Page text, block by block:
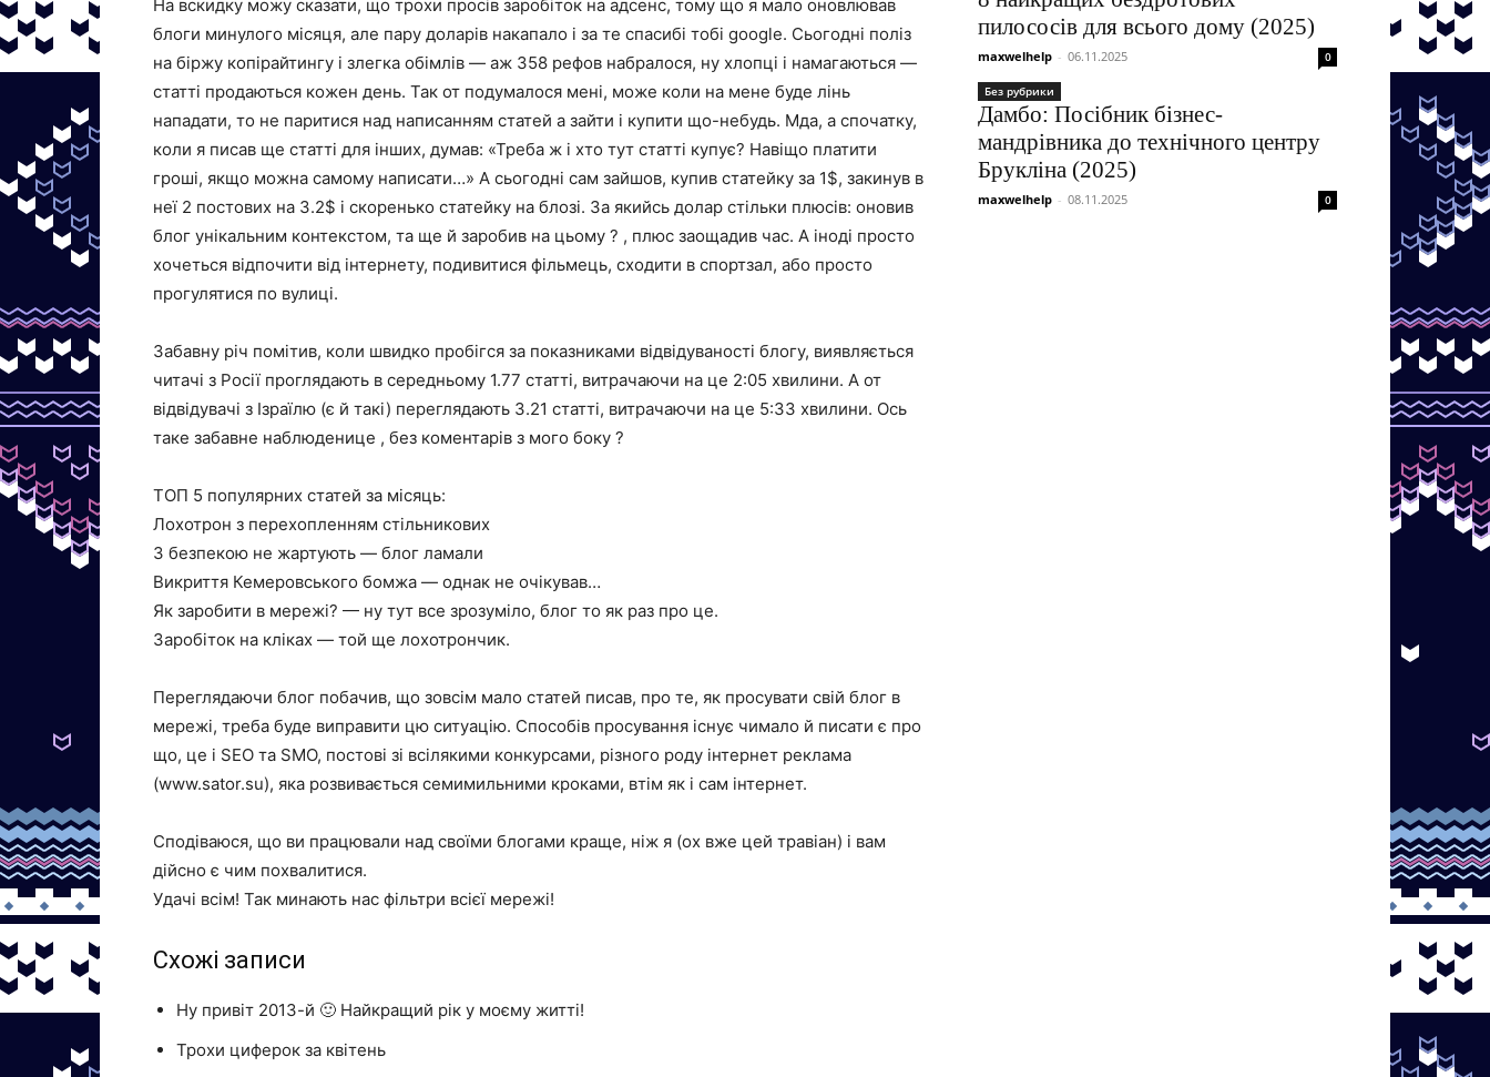
На вскидку можу сказати, що трохи просів заробіток на адсенс, тому що я мало оновлював
блоги минулого місяця, але пару доларів накапало і за те спасибі тобі google. Сьогодні поліз
на біржу копірайтингу і злегка обімлів — аж 358 рефов набралося, ну хлопці і намагаються —
статті продаються кожен день. Так от подумалося мені, може коли на мене буде лінь
нападати, то не паритися над написанням статей а зайти і купити що-небудь. Мда, а спочатку,
коли я писав ще статті для інших, думав: «Треба ж і хто тут статті купує? Навіщо платити
гроші, якщо можна самому написати…» А сьогодні сам зайшов, купив статейку за 1$, закинув в
неї 2 постових на 3.2$ і скоренько статейку на блозі. За якийсь долар стільки плюсів: оновив
блог унікальним контекстом, та ще й заробив на цьому ? , плюс заощадив час. А іноді просто
хочеться відпочити від інтернету, подивитися фільмець, сходити в спортзал, або просто
прогулятися по вулиці.
Забавну річ помітив, коли швидко пробігся за показниками відвідуваності блогу, виявляється
читачі з Росії проглядають в середньому 1.77 статті, витрачаючи на це 2:05 хвилини. А от
відвідувачі з Ізраїлю (є й такі) переглядають 3.21 статті, витрачаючи на це 5:33 хвилини. Ось
таке забавне наблюденице , без коментарів з мого боку ?
ТОП 5 популярних статей за місяць:
Лохотрон з перехопленням стільникових
З безпекою не жартують — блог ламали
Викриття Кемеровського бомжа — однак не очікував…
Як заробити в мережі? — ну тут все зрозуміло, блог то як раз про це.
Заробіток на кліках — той ще лохотрончик.
Переглядаючи блог побачив, що зовсім мало статей писав, про те, як просувати свій блог в
мережі, треба буде виправити цю ситуацію. Способів просування існує чимало й писати є про
що, це і SEO та SMO, постові зі всілякими конкурсами, різного роду інтернет реклама
(www.sator.su), яка розвивається семимильними кроками, втім як і сам інтернет.
Сподіваюся, що ви працювали над своїми блогами краще, ніж я (ох вже цей травіан) і вам
дійсно є чим похвалитися.
Удачі всім! Так минають нас фільтри всієї мережі!
Схожі записи
Ну привіт 2013-й 🙂 Найкращий рік у моєму житті!
Трохи циферок за квітень
пилососів для всього дому (2025)
maxwelhelp - 06.11.2025 0
Без рубрики
Дамбо: Посібник бізнес-
мандрівника до технічного центру
Брукліна (2025)
maxwelhelp - 08.11.2025 0